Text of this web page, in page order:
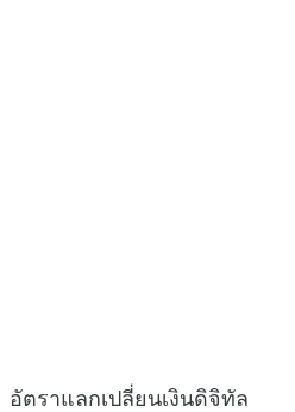
อัตราแลกเปลี่ยนเงินดิจิทัล